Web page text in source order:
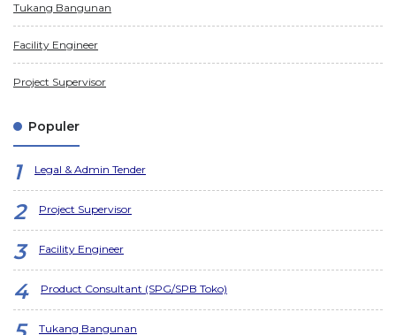
Tukang Bangunan
Facility Engineer
Project Supervisor
Populer
Legal & Admin Tender
Project Supervisor
Facility Engineer
Product Consultant (SPG/SPB Toko)
Tukang Bangunan